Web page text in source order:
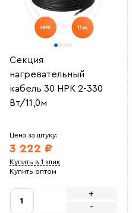
Секция
нагревательный
кабель 30 НРК 2-330
Вт/11,0м
Цена за штуку:
3 222 ₽
Купить в 1 клик
Купить оптом
-
+